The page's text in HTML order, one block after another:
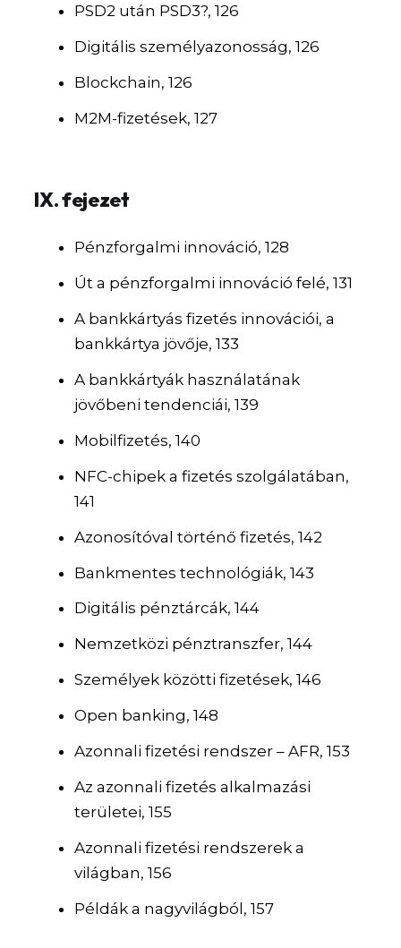
PSD2 után PSD3?, 126
Digitális személyazonosság, 126
Blockchain, 126
M2M-fizetések, 127
IX. fejezet
Pénzforgalmi innováció, 128
Út a pénzforgalmi innováció felé, 131
A bankkártyás fizetés innovációi, a
bankkártya jövője, 133
A bankkártyák használatának
jövőbeni tendenciái, 139
Mobilfizetés, 140
NFC-chipek a fizetés szolgálatában,
141
Azonosítóval történő fizetés, 142
Bankmentes technológiák, 143
Digitális pénztárcák, 144
Nemzetközi pénztranszfer, 144
Személyek közötti fizetések, 146
Open banking, 148
Azonnali fizetési rendszer – AFR, 153
Az azonnali fizetés alkalmazási
területei, 155
Azonnali fizetési rendszerek a
világban, 156
Példák a nagyvilágból, 157